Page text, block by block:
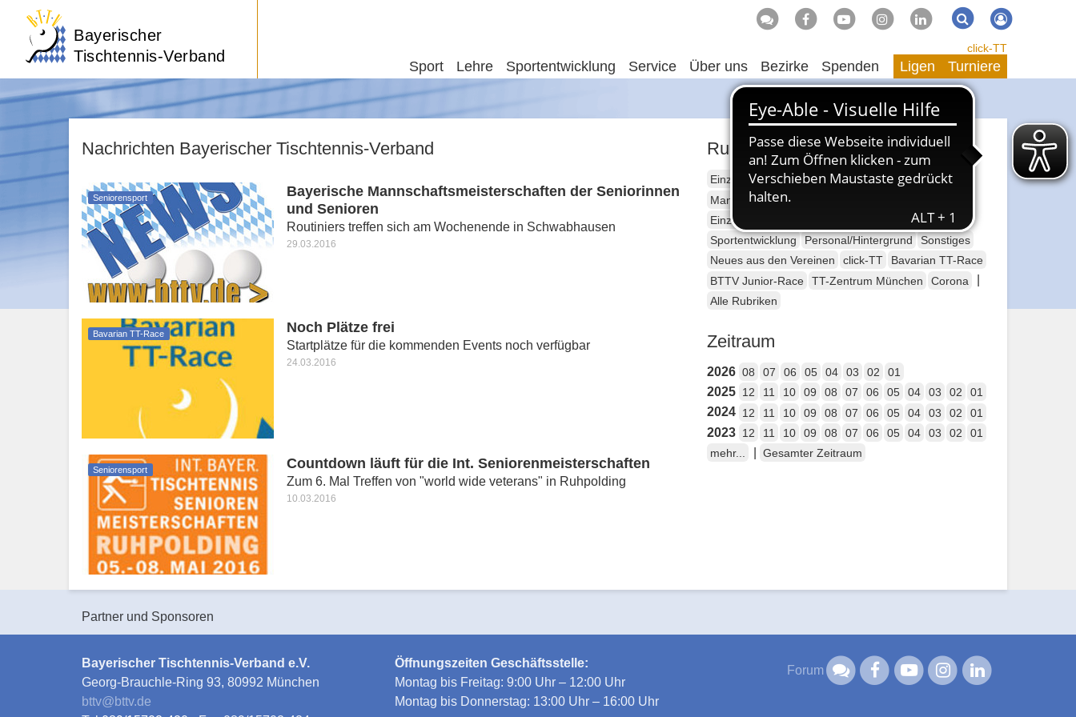
Bayerischer
Tischtennis-Verband
Suche Suchen
Sport Lehre Sportentwicklung Service Über uns Bezirke Spenden
click-TT
Ligen Turniere
Nachrichten Bayerischer Tischtennis-Verband
Seniorensport
Bayerische Mannschaftsmeisterschaften der Seniorinnen
und Senioren
Routiniers treffen sich am Wochenende in Schwabhausen
29.03.2016
Bavarian TT-Race Noch Plätze frei
Startplätze für die kommenden Events noch verfügbar
24.03.2016
Seniorensport Countdown läuft für die Int. Seniorenmeisterschaften
Zum 6. Mal Treffen von "world wide veterans" in Ruhpolding
10.03.2016
Rubriken
Einzelsport Erwachsene
Mannschaftssport Erwachsene
Einzelsport Jugend
Mannschaftssport Jugend
Sportentwicklung
Personal/Hintergrund
Sonstiges
Neues aus den Vereinen
click-TT
Bavarian TT-Race
BTTV Junior-Race
TT-Zentrum München Corona
Alle Rubriken
Zeitraum
2026 08 07 06 05 04 03 02 01
2025 12 11 10 09 08 07 06 05 04 03 02 01
2024 12 11 10 09 08 07 06 05 04 03 02 01
2023 12 11 10 09 08 07 06 05 04 03 02
01
mehr...
Gesamter Zeitraum
Partner und Sponsoren
Bayerischer Tischtennis-Verband e.V.
Georg-Brauchle-Ring 93, 80992 München
bttv@bttv.de
Öffnungszeiten Geschäftsstelle:
Montag bis Freitag: 9:00 Uhr – 12:00 Uhr
Montag bis Donnerstag: 13:00 Uhr – 16:00 Uhr
Forum